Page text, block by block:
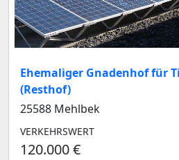
Ehemaliger Gnadenhof für
(Resthof)
25588 Mehlbek
VERKEHRSWERT
120.000 €